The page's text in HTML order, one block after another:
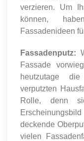
verzieren. Um
können,
Fassadenideen
Fassadenputz:
Fassade
heutzutage
verputzten
Rolle, denn
deckende
vielen